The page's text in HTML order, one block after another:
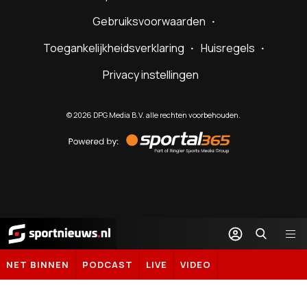
Gebruiksvoorwaarden
Toegankelijkheidsverklaring
Huisregels
Privacy instellingen
©2026 DPG Media B.V. alle rechten voorbehouden.
by
Sportal365
Sportnieuws.nl
NET BINNEN PODCAST LIVE VIDEO